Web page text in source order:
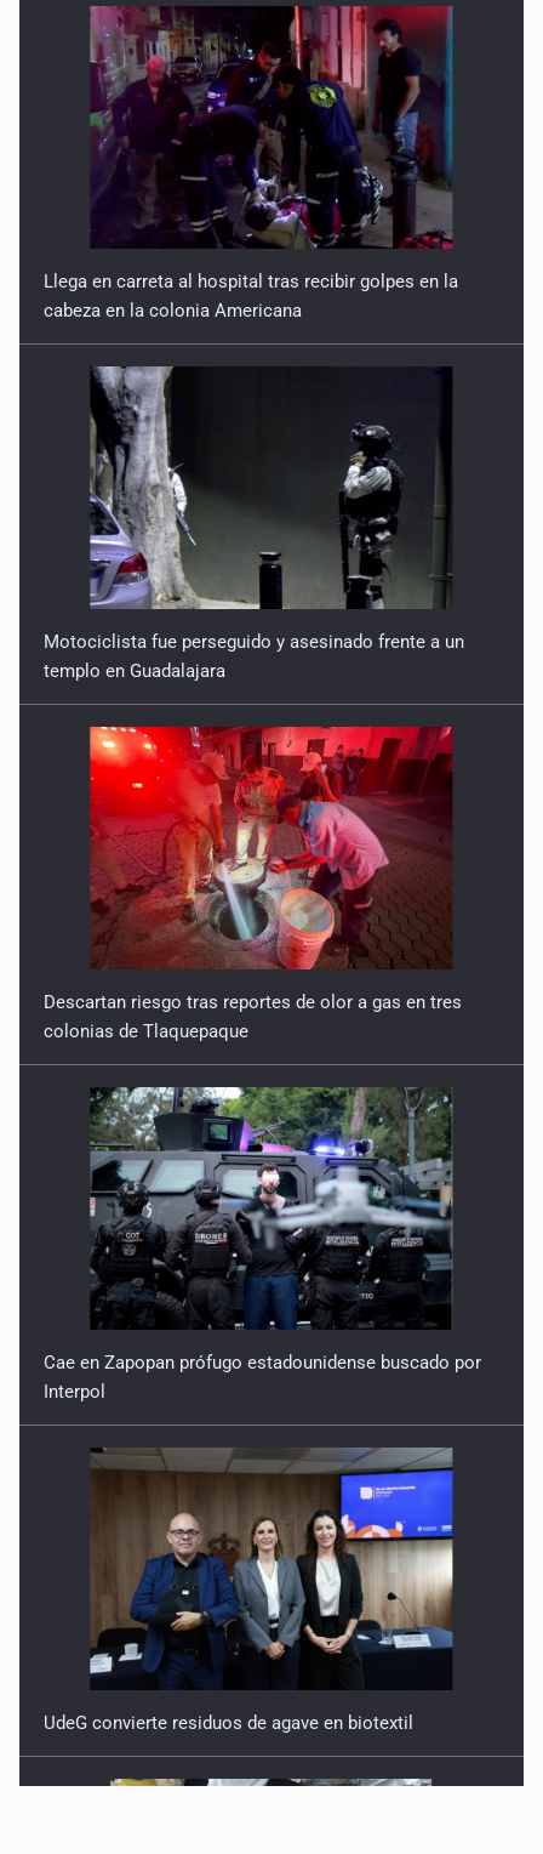
Llega en carreta al hospital tras recibir golpes en la
cabeza en la colonia Americana
Motociclista fue perseguido y asesinado frente a un
templo en Guadalajara
Descartan riesgo tras reportes de olor a gas en tres
colonias de Tlaquepaque
Cae en Zapopan prófugo estadounidense buscado por
Interpol
UdeG convierte residuos de agave en biotextil